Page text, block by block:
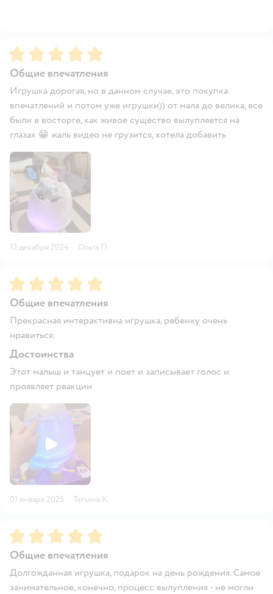
Рейтинг:5
Общие впечатления
Игрушка дорогая, но в данном случае, это покупка
впечатлений и потом уже игрушки)) от мала до велика, все
были в восторге, как живое существо вылупляется на
глазах 😁 жаль видео не грузится, хотела добавить
13 декабря 2024 · Ольга П.
Рейтинг:5
Общие впечатления
Прекрасная интерактивна игрушка, ребенку очень
нравиться.
Достоинства
Этот малыш и танцует и поет и записывает голос и
проявляет реакции
01 января 2025 · Татьяна К.
Рейтинг:5
Общие впечатления
Долгожданная игрушка, подарок на день рождения. Самое
занимательное, конечно, процесс вылупления - не могли